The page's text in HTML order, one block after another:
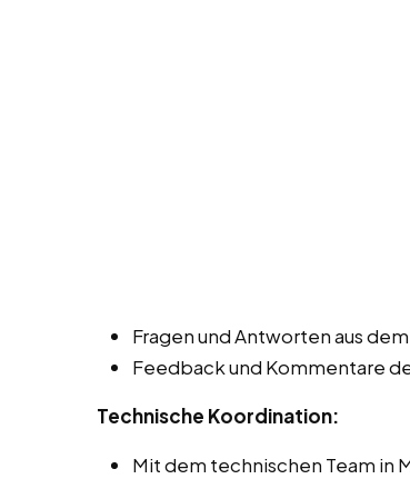
Fragen und Antworten aus
Feedback und Kommentare
Technische Koordination:
Mit dem technischen Team in